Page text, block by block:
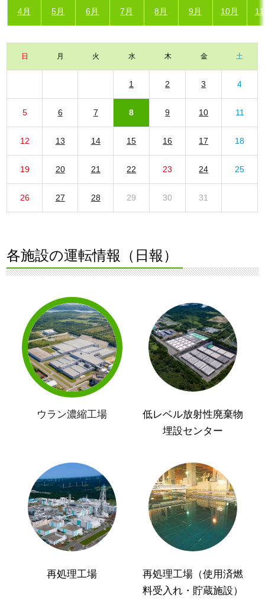
4月 5月 6月 7月 8月 9月 10月
日 月 火 水 木 金 土
1 2 3 4
5 6 7 8 9 10 11
12 13 14 15 16 17 18
19 20 21 22 23 24 25
26 27 28 29 30 31
各施設の運転情報（日報）
ウラン濃縮工場
低レベル放射性廃棄物
埋設センター
再処理工場
再処理工場（使用済燃
料受入れ・貯蔵施設）